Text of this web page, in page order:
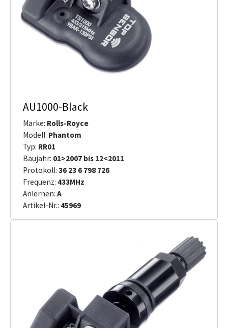
AU1000-Black
Marke: Rolls-Royce
Modell: Phantom
Typ: RR01
Baujahr: 01>2007 bis 12<2011
Protokoll: 36 23 6 798 726
Frequenz: 433MHz
Anlernen: A
Artikel-Nr.: 45969